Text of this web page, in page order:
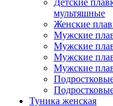
Детские
мультяшные
Женские
Мужские
Мужские
Мужские
Мужские
Туникa женская